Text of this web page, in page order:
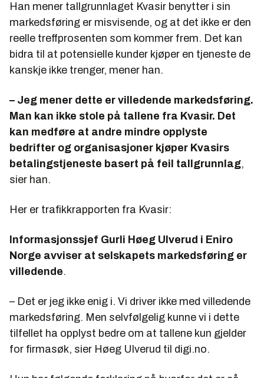
Han mener tallgrunnlaget Kvasir benytter i sin
markedsføring er misvisende, og at det ikke er den
reelle treffprosenten som kommer frem. Det kan
bidra til at potensielle kunder kjøper en tjeneste de
kanskje ikke trenger, mener han.
– Jeg mener dette er villedende markedsføring.
Man kan ikke stole på tallene fra Kvasir. Det
kan medføre at andre mindre opplyste
bedrifter og organisasjoner kjøper Kvasirs
betalingstjeneste basert på feil tallgrunnlag,
sier han.
Her er trafikkrapporten fra Kvasir:
Informasjonssjef Gurli Høeg Ulverud i Eniro
Norge avviser at selskapets markedsføring er
villedende.
– Det er jeg ikke enig i. Vi driver ikke med villedende
markedsføring. Men selvfølgelig kunne vi i dette
tilfellet ha opplyst bedre om at tallene kun gjelder
for firmasøk, sier Høeg Ulverud til digi.no.